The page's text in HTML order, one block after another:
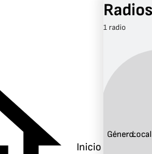
Inicio
1 radio
Género:Local